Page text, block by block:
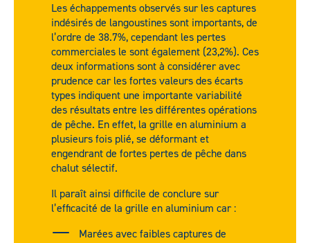
Les échappements observés sur les captures
indésirés de langoustines sont importants, de
l’ordre de 38.7%, cependant les pertes
commerciales le sont également (23,2%). Ces
deux informations sont à considérer avec
prudence car les fortes valeurs des écarts
types indiquent une importante variabilité
des résultats entre les différentes opérations
de pêche. En effet, la grille en aluminium a
plusieurs fois plié, se déformant et
engendrant de fortes pertes de pêche dans
chalut sélectif.
Il paraît ainsi difficile de conclure sur
l’efficacité de la grille en aluminium car :
Marées avec faibles captures de